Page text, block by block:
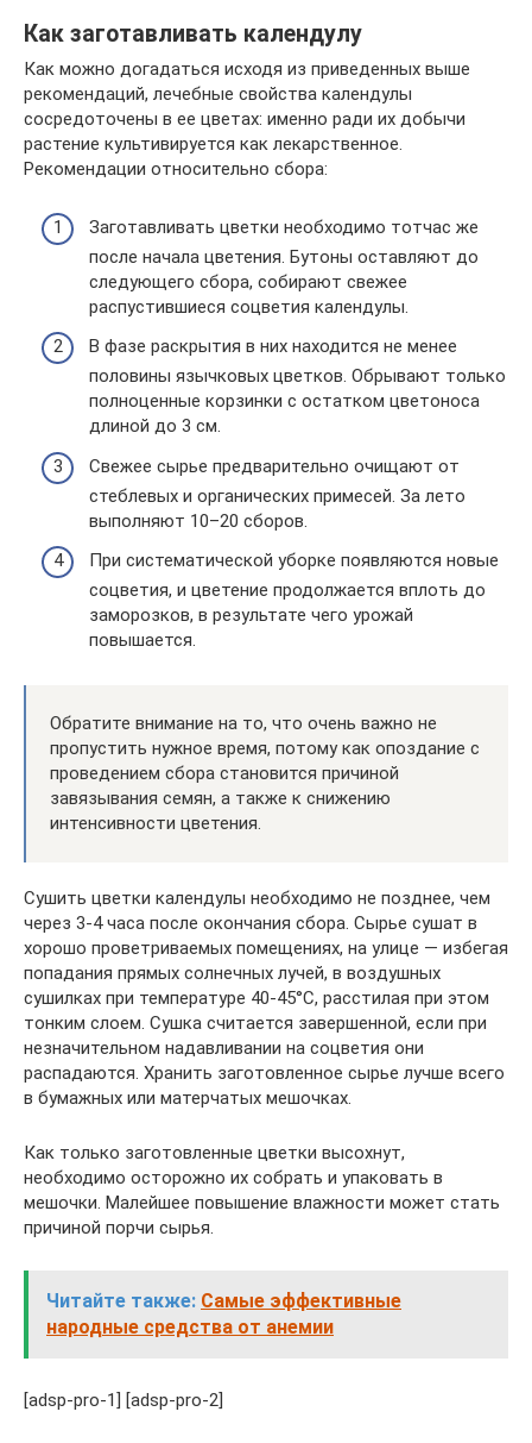
Как заготавливать календулу
Как можно догадаться исходя из приведенных выше
рекомендаций, лечебные свойства календулы
сосредоточены в ее цветах: именно ради их добычи
растение культивируется как лекарственное.
Рекомендации относительно сбора:
Заготавливать цветки необходимо тотчас же
после начала цветения. Бутоны оставляют до
следующего сбора, собирают свежее
распустившиеся соцветия календулы.
В фазе раскрытия в них находится не менее
половины язычковых цветков. Обрывают только
полноценные корзинки с остатком цветоноса
длиной до 3 см.
Свежее сырье предварительно очищают от
стеблевых и органических примесей. За лето
выполняют 10–20 сборов.
При систематической уборке появляются новые
соцветия, и цветение продолжается вплоть до
заморозков, в результате чего урожай
повышается.
Обратите внимание на то, что очень важно не
пропустить нужное время, потому как опоздание с
проведением сбора становится причиной
завязывания семян, а также к снижению
интенсивности цветения.
Сушить цветки календулы необходимо не позднее, чем
через 3-4 часа после окончания сбора. Сырье сушат в
хорошо проветриваемых помещениях, на улице — избегая
попадания прямых солнечных лучей, в воздушных
сушилках при температуре 40-45°С, расстилая при этом
тонким слоем. Сушка считается завершенной, если при
незначительном надавливании на соцветия они
распадаются. Хранить заготовленное сырье лучше всего
в бумажных или матерчатых мешочках.
Как только заготовленные цветки высохнут,
необходимо осторожно их собрать и упаковать в
мешочки. Малейшее повышение влажности может стать
причиной порчи сырья.
Читайте также: Самые эффективные
народные средства от анемии
[adsp-pro-1] [adsp-pro-2]